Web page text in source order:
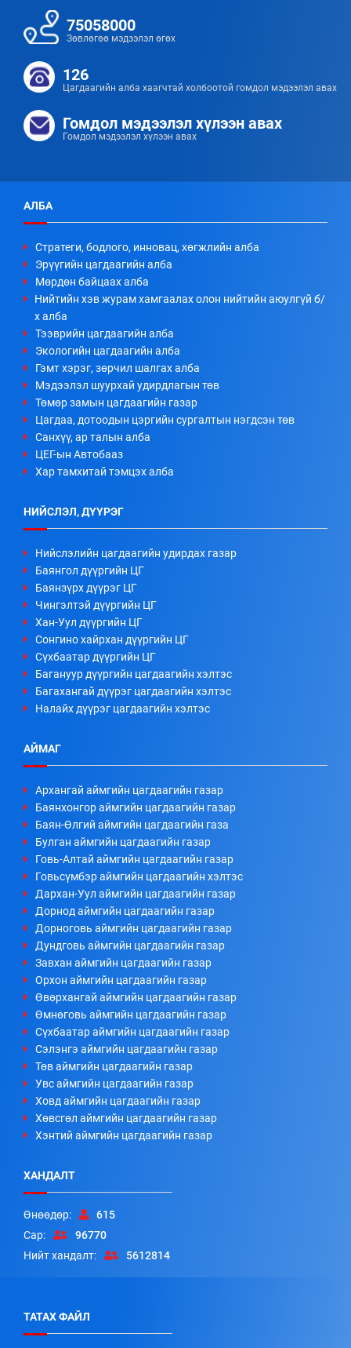
75058000
Зөвлөгөө мэдээлэл өгөх
126
Цагдаагийн алба хаагчтай холбоотой гомдол мэдээлэл авах
Гомдол мэдээлэл хүлээн авах
Гомдол мэдээлэл хүлээн авах
АЛБА
Стратеги, бодлого, инновац, хөгжлийн алба
Эрүүгийн цагдаагийн алба
Мөрдөн байцаах алба
Нийтийн хэв журам хамгаалах олон нийтийн аюулгүй б/
х алба
Тээврийн цагдаагийн алба
Экологийн цагдаагийн алба
Гэмт хэрэг, зөрчил шалгах алба
Мэдээлэл шуурхай удирдлагын төв
Төмөр замын цагдаагийн газар
Цагдаа, дотоодын цэргийн сургалтын нэгдсэн төв
Санхүү, ар талын алба
ЦЕГ-ын Автобааз
Хар тамхитай тэмцэх алба
НИЙСЛЭЛ, ДҮҮРЭГ
Нийслэлийн цагдаагийн удирдах газар
Баянгол дүүргийн ЦГ
Баянзүрх дүүрэг ЦГ
Чингэлтэй дүүргийн ЦГ
Хан-Уул дүүргийн ЦГ
Сонгино хайрхан дүүргийн ЦГ
Сүхбаатар дүүргийн ЦГ
Багануур дүүргийн цагдаагийн хэлтэс
Багахангай дүүрэг цагдаагийн хэлтэс
Налайх дүүрэг цагдаагийн хэлтэс
АЙМАГ
Архангай аймгийн цагдаагийн газар
Баянхонгор аймгийн цагдаагийн газар
Баян-Өлгий аймгийн цагдаагийн газа
Булган аймгийн цагдаагийн газар
Говь-Алтай аймгийн цагдаагийн газар
Говьсүмбэр аймгийн цагдаагийн хэлтэс
Дархан-Уул аймгийн цагдаагийн газар
Дорнод аймгийн цагдаагийн газар
Дорноговь аймгийн цагдаагийн газар
Дундговь аймгийн цагдаагийн газар
Завхан аймгийн цагдаагийн газар
Орхон аймгийн цагдаагийн газар
Өвөрхангай аймгийн цагдаагийн газар
Өмнөговь аймгийн цагдаагийн газар
Сүхбаатар аймгийн цагдаагийн газар
Сэлэнгэ аймгийн цагдаагийн газар
Төв аймгийн цагдаагийн газар
Увс аймгийн цагдаагийн газар
Ховд аймгийн цагдаагийн газар
Хөвсгөл аймгийн цагдаагийн газар
Хэнтий аймгийн цагдаагийн газар
ХАНДАЛТ
Өнөөдөр:
615
Сар:
96770
Нийт хандалт:
5612814
ТАТАХ ФАЙЛ